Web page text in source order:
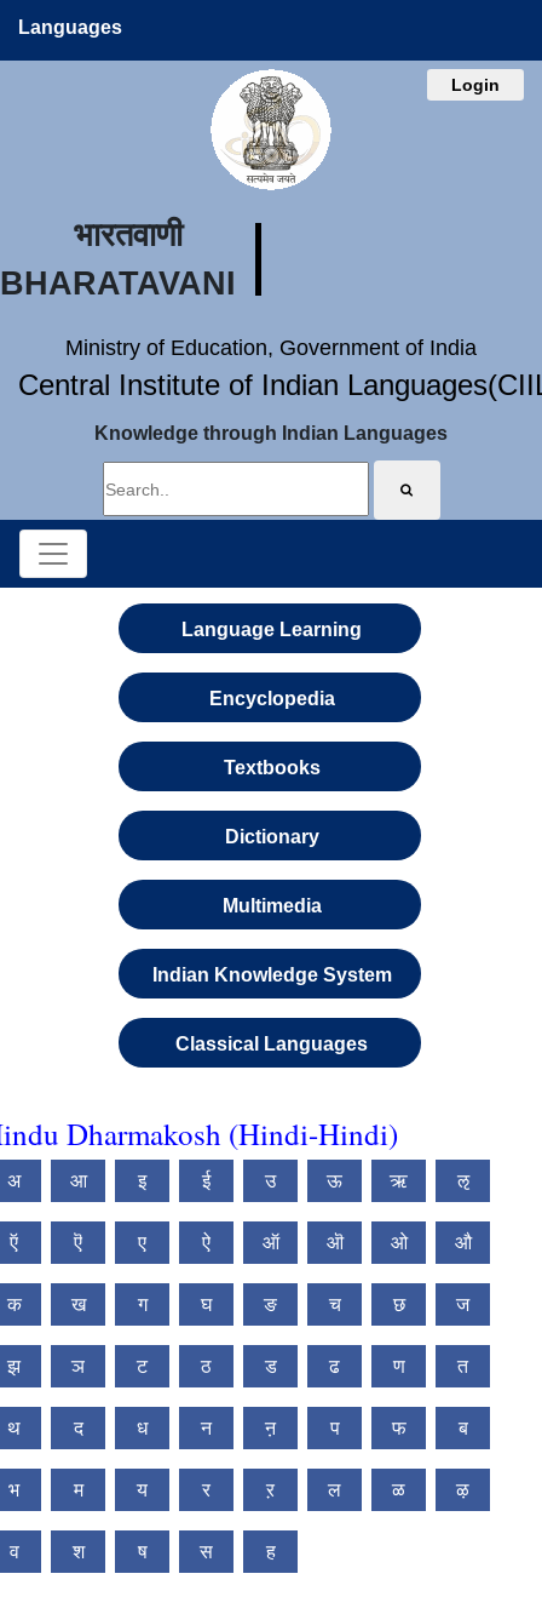
Languages
Login
भारतवाणी
BHARATAVANI
Ministry of Education, Government of India
Central Institute of Indian
Knowledge through Indian Languages
Language Learning
Encyclopedia
Textbooks
Dictionary
Multimedia
Indian Knowledge System
Classical Languages
Dharmakosh (Hindi-Hindi)
अ आ इ ई उ ऊ ऋ ऌ
ऍ ऎ ए ऐ ऑ ऒ ओ औ
क ख ग घ ङ च छ ज
झ ञ ट ठ ड ढ ण त
थ द ध न ऩ प फ ब
भ म य र ऱ ल ळ ऴ
व श ष स ह